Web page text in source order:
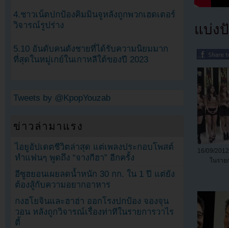
แบ่ง
16/09/
ในรา
4.ชาวเน็ตปกป้องคิมมินจูหลังถูกพวกเฮดเตอร์
วิจารณ์รูปร่าง
5.10 อันดับคนดังชายที่ได้รับความนิยมมาก
ที่สุดในหมู่เกย์ในเกาหลีใต้ของปี 2023
Tweets by @KpopYouzab
ข่าวล่ามาแรง
ไอยูอัปเดตชีวิตล่าสุด แต่เพลงประกอบโพสต์
ทำแฟนๆ พูดถึง “จางกีฮา” อีกครั้ง
อีซูฮยอนเผยลดน้ำหนัก 30 กก. ใน 1 ปี แต่ยัง
ต้องสู้กับความอยากอาหาร
กงฮโยจินและฮาฮ่า ออกโรงปกป้อง จองจุน
วอน หลังถูกวิจารณ์เรื่องท่าทีในรายการวาไร
ตี้